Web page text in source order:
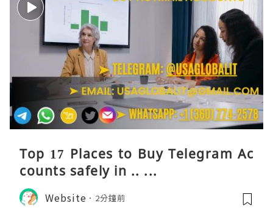
Top 17 Places to Buy Telegram Ac
counts safely in .. ...
Website 2分鐘前